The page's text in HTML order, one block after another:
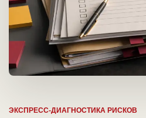
ЭКСПРЕСС-ДИАГНОСТИКА РИСКОВ